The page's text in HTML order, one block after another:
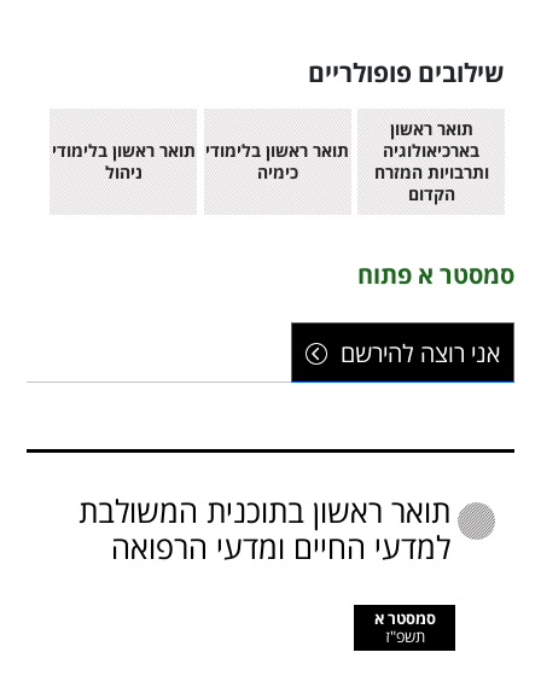
שילובים פופולריים
תואר ראשון
בארכיאולוגיה
ותרבויות המזרח
הקדום
תואר ראשון בלימודי
כימיה
תואר ראשון בלימודי
ניהול
סמסטר א פתוח
אני רוצה להירשם
תואר ראשון בתוכנית המשולבת
למדעי החיים ומדעי הרפואה
סמסטר א
תשפ"ז